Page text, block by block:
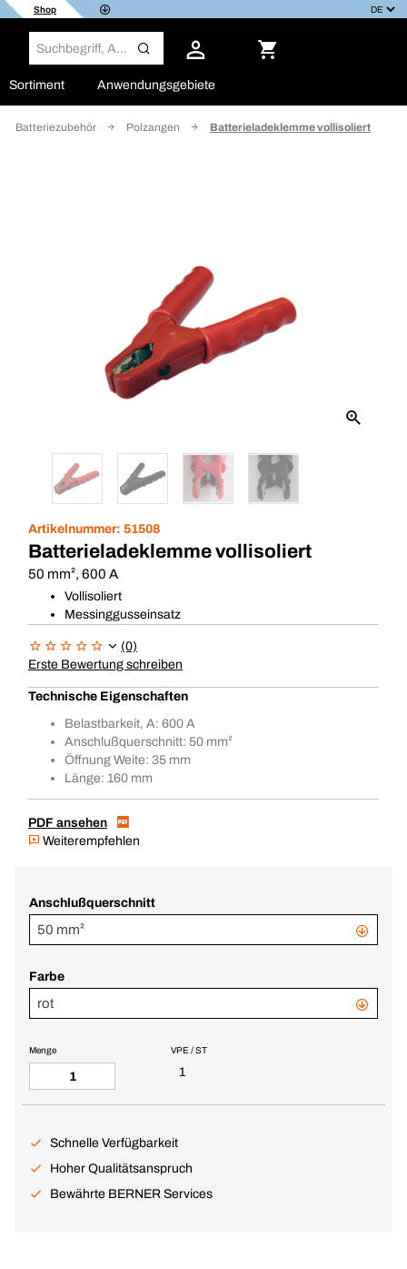
Shop
Sortiment Anwendungsgebiete
Batteriezubehör Polzangen Batterieladeklemme vollisoliert
Artikelnummer: 51508
Batterieladeklemme vollisoliert
50 mm², 600 A
Vollisoliert
Messinggusseinsatz
(0)
Erste Bewertung schreiben
Technische Eigenschaften
Belastbarkeit, A: 600 A
Anschlußquerschnitt: 50 mm²
Öffnung Weite: 35 mm
Länge: 160 mm
PDF ansehen
Weiterempfehlen
Anschlußquerschnitt
50 mm²
Farbe
rot
VPE / ST
1
Menge
Schnelle Verfügbarkeit
Hoher Qualitätsanspruch
Bewährte BERNER Services